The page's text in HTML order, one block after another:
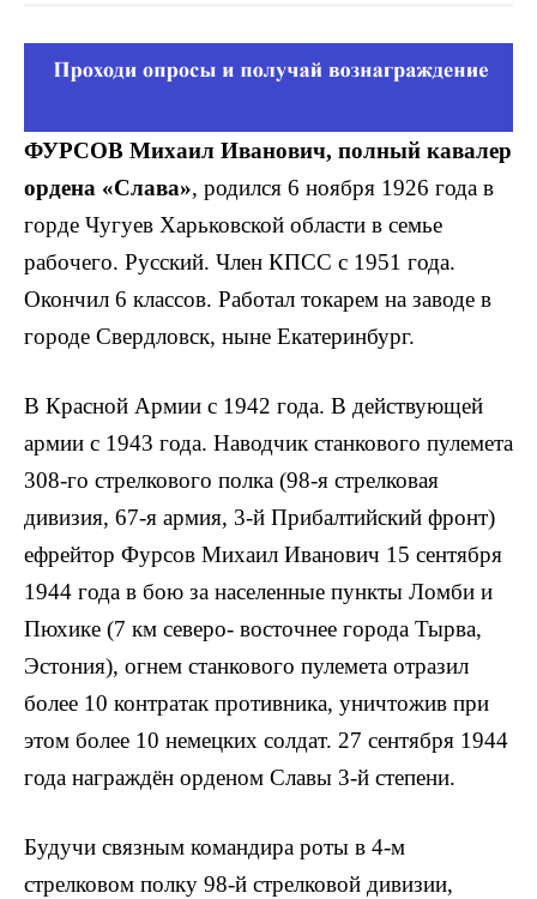
ФУРСОВ Михаил Иванович, полный кавалер
ордена «Слава», родился 6 ноября 1926 года в
горде Чугуев Харьковской области в семье
рабочего. Русский. Член КПСС с 1951 года.
Окончил 6 классов. Работал токарем на заводе в
городе Свердловск, ныне Екатеринбург.
В Красной Ар­мии с 1942 года. В действующей
армии с 1943 года. Наводчик станкового пулемета
308-го стрелкового полка (98-я стрелковая
дивизия, 67-я армия, 3-й Прибалтийский фронт)
ефрейтор Фурсов Михаил Иванович 15 сентября
1944 года в бою за населенные пункты Ломби и
Пюхике (7 км северо- восточнее города Тырва,
Эстония), огнем станкового пулемета отразил
более 10 контратак противника, уничтожив при
этом более 10 немецких солдат. 27 сентября 1944
года награждён орденом Славы 3-й степени.
Будучи связным командира роты в 4-м
стрелковом полку 98-й стрелковой дивизии,